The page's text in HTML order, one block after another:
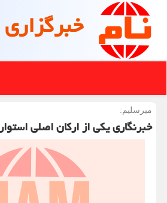
میرسلیم:
خبرنگاری یكی از اركان اصلی